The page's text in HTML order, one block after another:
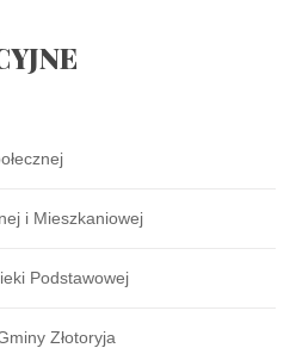
i Mieszkaniowej
Podstawowej
Złotoryja